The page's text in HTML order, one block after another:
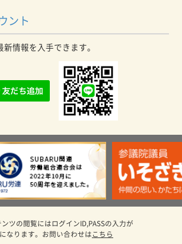
ント
情報を入手できます。
ンツの閲覧にはログインID,PASSの入力が
なります。お問い合わせは こちら